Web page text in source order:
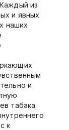
из
и явных
наших
и
табака.
к